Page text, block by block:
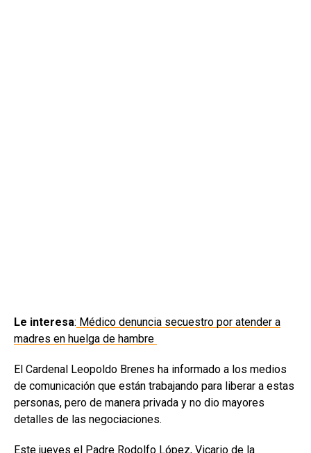
Le interesa: Médico denuncia secuestro por atender a
madres en huelga de hambre
El Cardenal Leopoldo Brenes ha informado a los medios
de comunicación que están trabajando para liberar a estas
personas, pero de manera privada y no dio mayores
detalles de las negociaciones.
Este jueves el Padre Rodolfo López, Vicario de la